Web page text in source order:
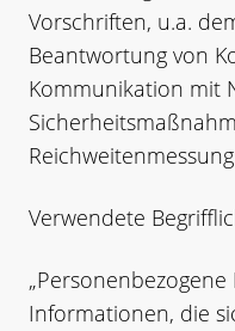
Vorschriften, u.a.
Beantwortung von
Kommunikation mit
Verwendete
„Personenbezogene
Informationen, die